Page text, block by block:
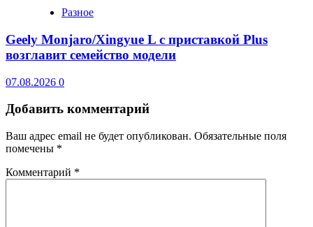
Разное
Geely Monjaro/Xingyue L с приставкой Plus
возглавит семейство модели
07.08.2026 0
Добавить комментарий
Ваш адрес email не будет опубликован. Обязательные поля
помечены *
Комментарий *